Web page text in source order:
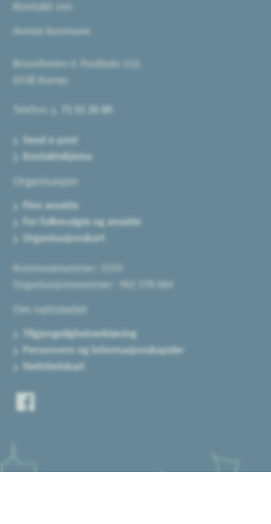
Averøy kommune
Bruvollveien 4, Postboks 152,
6538 Averøy
71 51 35 00
Send e-post
Kontaktskjema
Organisasjon
Finn ansatte
For folkevalgte og ansatte
Organisasjonskart
Kommunenummer: 1554
Organisasjonsnummer: 962 378 064
Om nettstedet
Tilgjengelighetserklæring
Personvern og informasjonskapsler
Nettstedskart